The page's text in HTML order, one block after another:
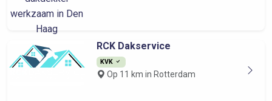
RCK Dakservice
KVK
Op 11 km in Rotterdam